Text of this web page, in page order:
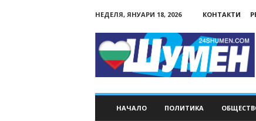
НЕДЕЛЯ, ЯНУАРИ 18, 2026 КОНТАКТИ
НАЧАЛО ПОЛИТИКА